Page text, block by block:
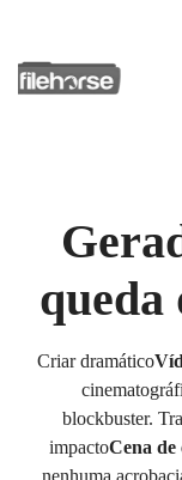
queda
Criar dramático
blockbuster.
impactoCena de
nenhuma